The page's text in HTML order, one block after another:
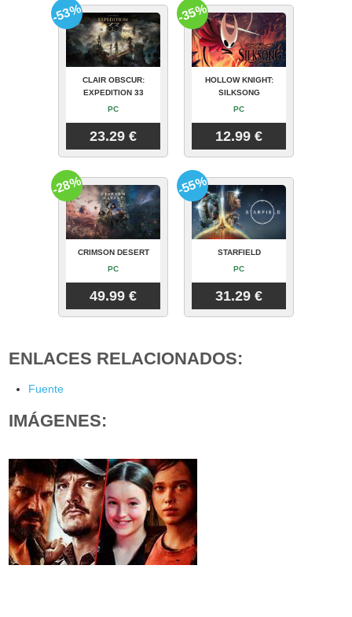
CLAIR OBSCUR:
EXPEDITION 33
PC
23.29 €
-53%
HOLLOW KNIGHT:
SILKSONG
PC
12.99 €
-35%
CRIMSON DESERT
PC
49.99 €
-28%
STARFIELD
PC
31.29 €
-55%
ENLACES RELACIONADOS:
Fuente
IMÁGENES: